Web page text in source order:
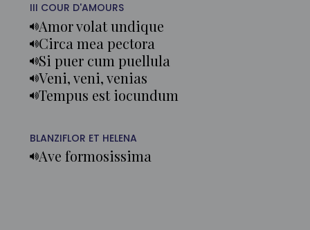
III COUR D'AMOURS
Amor volat undique
Circa mea pectora
Si puer cum puellula
Veni, veni, venias
Tempus est iocundum
BLANZIFLOR ET HELENA
Ave formosissima